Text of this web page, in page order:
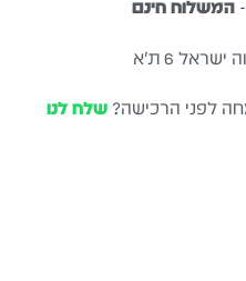
המשלוח חינם
6 ת״א
לפני הרכישה? שלח לנו